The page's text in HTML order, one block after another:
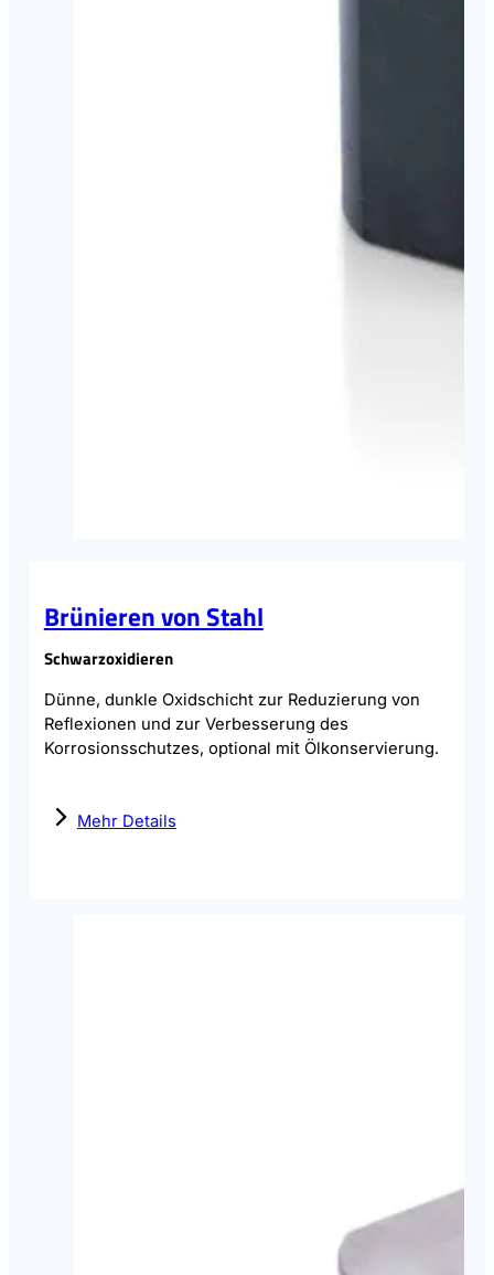
Brünieren von Stahl
Schwarzoxidieren
Dünne, dunkle Oxidschicht zur Reduzierung von
Reflexionen und zur Verbesserung des
Korrosionsschutzes, optional mit Ölkonservierung.
Mehr Details